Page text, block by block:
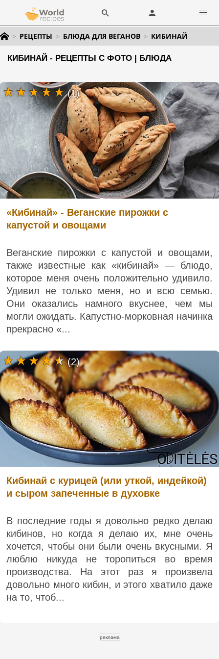
РЕЦЕПТЫ БЛЮДА ДЛЯ ВЕГАНОВ КИБИНАЙ
КИБИНАЙ - РЕЦЕПТЫ С ФОТО | БЛЮДА
«Кибинай» - Веганские пирожки с
капустой и овощами
Веганские пирожки с капустой и овощами,
также известные как «кибинай» — блюдо,
которое меня очень положительно удивило.
Удивил не только меня, но и всю семью.
Они оказались намного вкуснее, чем мы
могли ожидать. Капустно-морковная начинка
прекрасно «...
(1)
Кибинай с курицей (или уткой, индейкой)
и сыром запеченные в духовке
В последние годы я довольно редко делаю
кибинов, но когда я делаю их, мне очень
хочется, чтобы они были очень вкусными. Я
люблю никуда не торопиться во время
производства. На этот раз я произвела
довольно много кибин, и этого хватило даже
на то, чтоб...
(2)
реклама